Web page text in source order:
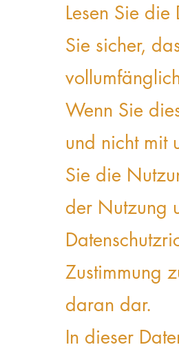
Lesen Sie
Sie sicher,
Wenn Sie
und nicht mit
Sie die
der Nutzung
Zustimmung
daran dar.
In dieser